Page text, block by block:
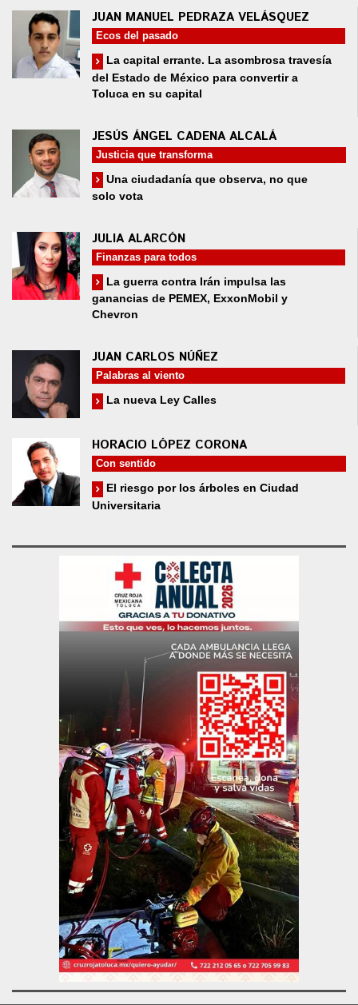
JUAN MANUEL PEDRAZA VELÁSQUEZ
Ecos del pasado
La capital errante. La asombrosa travesía
del Estado de México para convertir a
Toluca en su capital
JESÚS ÁNGEL CADENA ALCALÁ
Justicia que transforma
Una ciudadanía que observa, no que
solo vota
JULIA ALARCÓN
Finanzas para todos
La guerra contra Irán impulsa las
ganancias de PEMEX, ExxonMobil y
Chevron
JUAN CARLOS NÚÑEZ
Palabras al viento
La nueva Ley Calles
HORACIO LÓPEZ CORONA
Con sentido
El riesgo por los árboles en Ciudad
Universitaria